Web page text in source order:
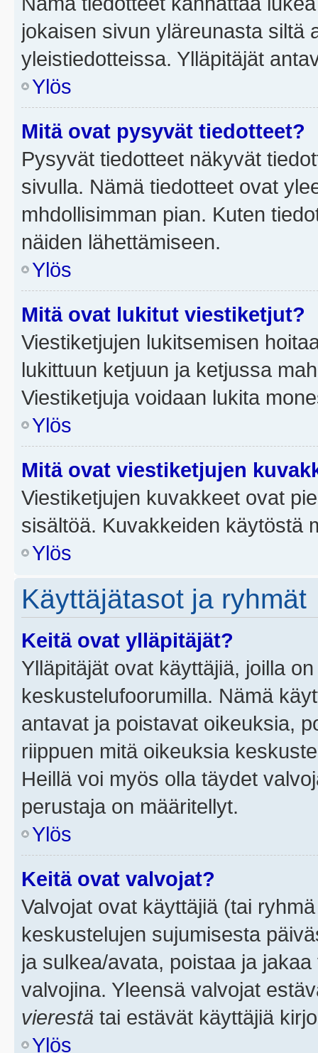
jokaisen sivun yläreunasta siltä
yleistiedotteissa. Ylläpitäjät
Ylös
Mitä ovat pysyvät tiedotteet?
Pysyvät tiedotteet näkyvät
sivulla. Nämä tiedotteet ovat
mhdollisimman pian. Kuten
näiden lähettämiseen.
Ylös
Mitä ovat lukitut viestiketjut?
Viestiketjujen lukitsemisen
lukittuun ketjuun ja ketjussa
Viestiketjuja voidaan lukita
Ylös
Mitä ovat viestiketjujen
Viestiketjujen kuvakkeet ovat
sisältöä. Kuvakkeiden käytöstä
Ylös
Käyttäjätasot ja ryhmät
Keitä ovat ylläpitäjät?
Ylläpitäjät ovat käyttäjiä, joilla
keskustelufoorumilla. Nämä
antavat ja poistavat oikeuksia,
riippuen mitä oikeuksia
Heillä voi myös olla täydet
perustaja on määritellyt.
Ylös
Keitä ovat valvojat?
Valvojat ovat käyttäjiä (tai
keskustelujen sujumisesta
ja sulkea/avata, poistaa ja
valvojina. Yleensä valvojat
vierestä tai estävät käyttäjiä
Ylös